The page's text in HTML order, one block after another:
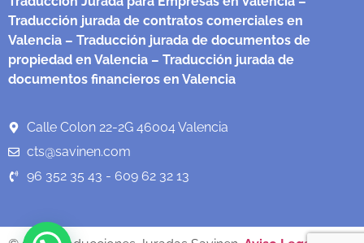
Traducción jurada de contratos comerciales en
Valencia – Traducción jurada de documentos de
propiedad en Valencia – Traducción jurada de
documentos financieros en Valencia
Calle Colon 22-2G 46004 Valencia
cts@savinen.com
96 352 35 43 - 609 62 32 13